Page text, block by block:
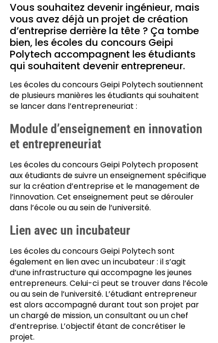
Vous souhaitez devenir ingénieur, mais
vous avez déjà un projet de création
d’entreprise derrière la tête ? Ça tombe
bien, les écoles du concours Geipi
Polytech accompagnent les étudiants
qui souhaitent devenir entrepreneur.
Les écoles du concours Geipi Polytech soutiennent
de plusieurs manières les étudiants qui souhaitent
se lancer dans l’entrepreneuriat :
Module d’enseignement en innovation
et entrepreneuriat
Les écoles du concours Geipi Polytech proposent
aux étudiants de suivre un enseignement spécifique
sur la création d’entreprise et le management de
l’innovation. Cet enseignement peut se dérouler
dans l’école ou au sein de l’université.
Lien avec un incubateur
Les écoles du concours Geipi Polytech sont
également en lien avec un incubateur : il s’agit
d’une infrastructure qui accompagne les jeunes
entrepreneurs. Celui-ci peut se trouver dans l’école
ou au sein de l’université. L’étudiant entrepreneur
est alors accompagné durant tout son projet par
un chargé de mission, un consultant ou un chef
d’entreprise. L’objectif étant de concrétiser le
projet.